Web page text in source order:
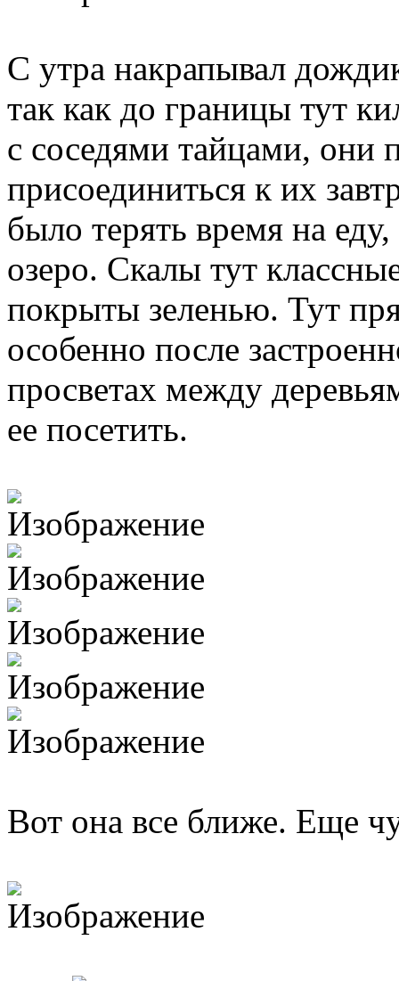
С утра накрапывал
так как до границы тут
с соседями тайцами, они
присоединиться к их
было терять время на
озеро. Скалы тут
покрыты зеленью. Тут
особенно после
просветах между
ее посетить.
Вот она все ближе. Еще